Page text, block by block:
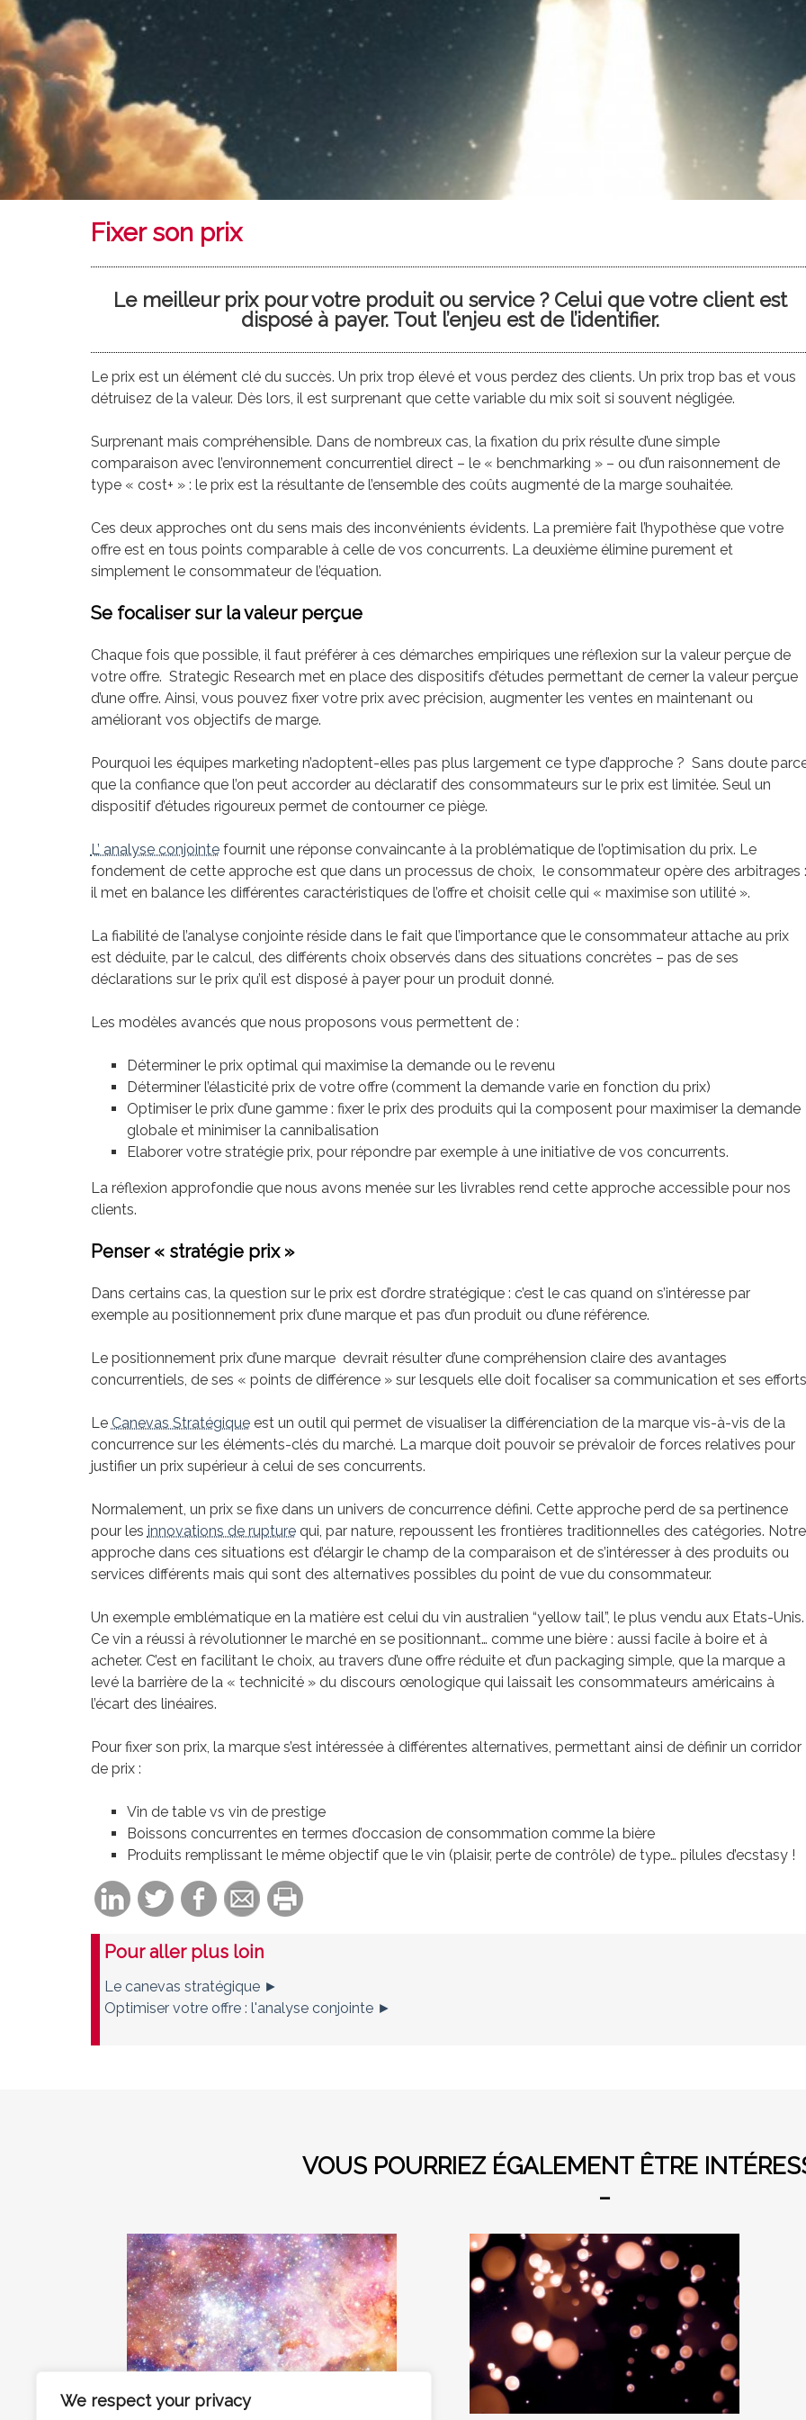
We respect your privacy
Fixer son prix
Le meilleur prix pour votre produit ou service ? Celui que votre client est
disposé à payer. Tout l’enjeu est de l’identifier.
Le prix est un élément clé du succès. Un prix trop élevé et vous perdez des clients. Un prix trop bas et vous
détruisez de la valeur. Dès lors, il est surprenant que cette variable du mix soit si souvent négligée.
Surprenant mais compréhensible. Dans de nombreux cas, la fixation du prix résulte d’une simple
comparaison avec l’environnement concurrentiel direct – le « benchmarking » – ou d’un raisonnement de
type « cost+ » : le prix est la résultante de l’ensemble des coûts augmenté de la marge souhaitée.
Ces deux approches ont du sens mais des inconvénients évidents. La première fait l’hypothèse que votre
offre est en tous points comparable à celle de vos concurrents. La deuxième élimine purement et
simplement le consommateur de l’équation.
Se focaliser sur la valeur perçue
Chaque fois que possible, il faut préférer à ces démarches empiriques une réflexion sur la valeur perçue de
votre offre. Strategic Research met en place des dispositifs d’études permettant de cerner la valeur perçue
d’une offre. Ainsi, vous pouvez fixer votre prix avec précision, augmenter les ventes en maintenant ou
améliorant vos objectifs de marge.
Pourquoi les équipes marketing n’adoptent-elles pas plus largement ce type d’approche ? Sans doute
que la confiance que l’on peut accorder au déclaratif des consommateurs sur le prix est limitée. Seul un
dispositif d’études rigoureux permet de contourner ce piège.
L’ analyse conjointefournit une réponse convaincante à la problématique de l’optimisation du prix. Le
fondement de cette approche est que dans un processus de choix, le consommateur opère des arbitrages :
il met en balance les différentes caractéristiques de l’offre et choisit celle qui « maximise son utilité ».
La fiabilité de l’analyse conjointe réside dans le fait que l’importance que le consommateur attache au prix
est déduite, par le calcul, des différents choix observés dans des situations concrètes – pas de ses
déclarations sur le prix qu’il est disposé à payer pour un produit donné.
Les modèles avancés que nous proposons vous permettent de :
Déterminer le prix optimal qui maximise la demande ou le revenu
Déterminer l’élasticité prix de votre offre (comment la demande varie en fonction du prix)
Optimiser le prix d’une gamme : fixer le prix des produits qui la composent pour maximiser la demande
globale et minimiser la cannibalisation
Elaborer votre stratégie prix, pour répondre par exemple à une initiative de vos concurrents.
La réflexion approfondie que nous avons menée sur les livrables rend cette approche accessible pour nos
clients.
Penser « stratégie prix »
Dans certains cas, la question sur le prix est d’ordre stratégique : c’est le cas quand on s’intéresse par
exemple au positionnement prix d’une marque et pas d’un produit ou d’une référence.
Le positionnement prix d’une marque devrait résulter d’une compréhension claire des avantages
concurrentiels, de ses « points de différence » sur lesquels elle doit focaliser sa communication et ses
Le Canevas Stratégiqueest un outil qui permet de visualiser la différenciation de la marque vis-à-vis de la
concurrence sur les éléments-clés du marché. La marque doit pouvoir se prévaloir de forces relatives pour
justifier un prix supérieur à celui de ses concurrents.
Normalement, un prix se fixe dans un univers de concurrence défini. Cette approche perd de sa pertinence
pour les innovations de rupturequi, par nature, repoussent les frontières traditionnelles des catégories. Notre
approche dans ces situations est d’élargir le champ de la comparaison et de s’intéresser à des produits ou
services différents mais qui sont des alternatives possibles du point de vue du consommateur.
Un exemple emblématique en la matière est celui du vin australien “yellow tail”, le plus vendu aux Etats-Unis.
Ce vin a réussi à révolutionner le marché en se positionnant… comme une bière : aussi facile à boire et à
acheter. C’est en facilitant le choix, au travers d’une offre réduite et d’un packaging simple, que la marque a
levé la barrière de la « technicité » du discours œnologique qui laissait les consommateurs américains à
l’écart des linéaires.
Pour fixer son prix, la marque s’est intéressée à différentes alternatives, permettant ainsi de définir un corridor
de prix :
Vin de table vs vin de prestige
Boissons concurrentes en termes d’occasion de consommation comme la bière
Produits remplissant le même objectif que le vin (plaisir, perte de contrôle) de type… pilules d’ecstasy !
Pour aller plus loin
Le canevas stratégique ►
Optimiser votre offre : l'analyse conjointe ►
VOUS POURRIEZ ÉGALEMENT ÊTRE